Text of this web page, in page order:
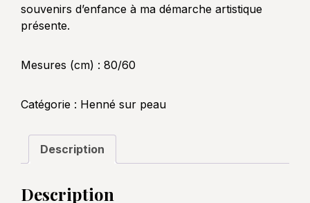
souvenirs d’enfance à ma démarche artistique
présente.
Mesures (cm) : 80/60
Catégorie : Henné sur peau
Description
Description